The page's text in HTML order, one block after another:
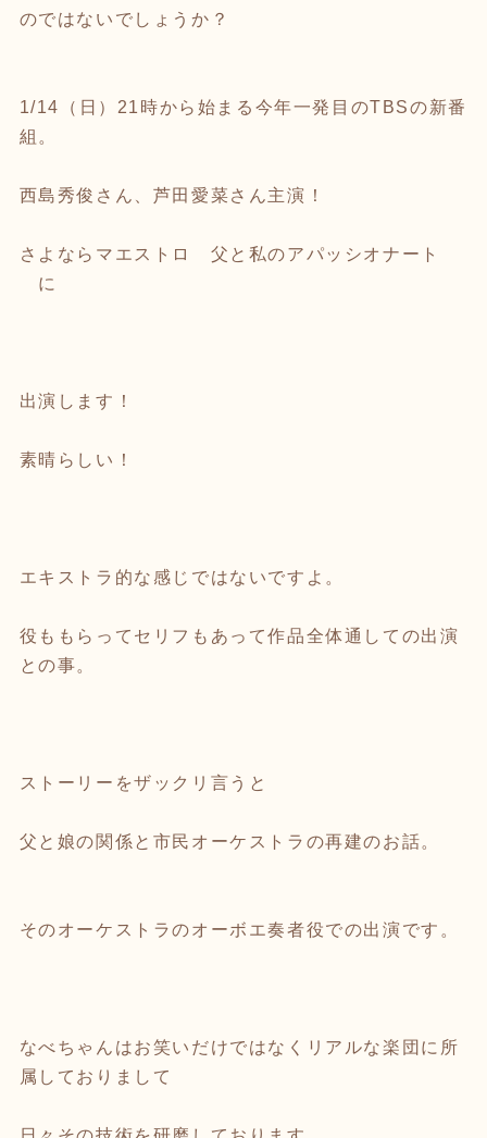
のではないでしょうか？
1/14（日）21時から始まる今年一発目のTBSの新番
組。
西島秀俊さん、芦田愛菜さん主演！
さよならマエストロ 父と私のアパッシオナート
に
出演します！
素晴らしい！
エキストラ的な感じではないですよ。
役ももらってセリフもあって作品全体通しての出演
との事。
ストーリーをザックリ言うと
父と娘の関係と市民オーケストラの再建のお話。
そのオーケストラのオーボエ奏者役での出演です。
なべちゃんはお笑いだけではなくリアルな楽団に所
属しておりまして